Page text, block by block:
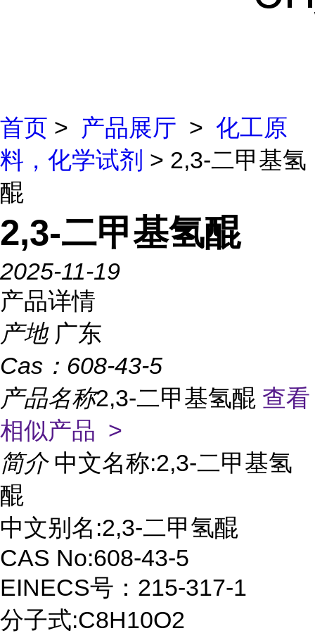
首页 > 产品展厅 > 化工原
料，化学试剂 > 2,3-二甲基氢
醌
2,3-二甲基氢醌
2025-11-19
产品详情
产地 广东
Cas： 608-43-5
产品名称2,3-二甲基氢醌 查看
相似产品 >
简介 中文名称:2,3-二甲基氢
醌
中文别名:2,3-二甲氢醌
CAS No:608-43-5
EINECS号：215-317-1
分子式:C8H10O2